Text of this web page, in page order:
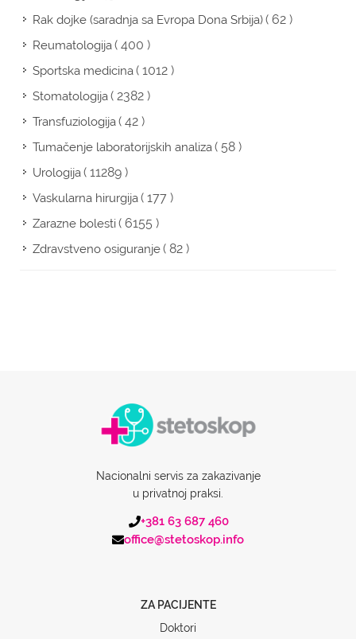
Rak dojke (saradnja sa Evropa Dona Srbija)( 62 )
Reumatologija( 400 )
Sportska medicina( 1012 )
Stomatologija( 2382 )
Transfuziologija( 42 )
Tumačenje laboratorijskih analiza( 58 )
Urologija( 11289 )
Vaskularna hirurgija( 177 )
Zarazne bolesti( 6155 )
Zdravstveno osiguranje( 82 )
Nacionalni servis za zakazivanje
u privatnoj praksi.
+381 63 687 460
office@stetoskop.info
ZA PACIJENTE
Doktori